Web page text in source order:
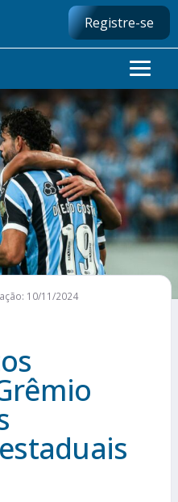
Registre-se
10/11/2024